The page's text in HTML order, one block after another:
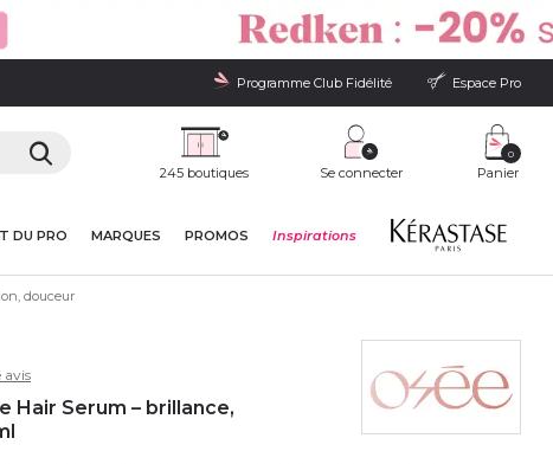
Programme Club Fidélité Espace Pro
245 boutiques Se connecter Panier
0
DU PRO MARQUES PROMOS Inspirations
douceur
avis
Hair Serum – brillance,